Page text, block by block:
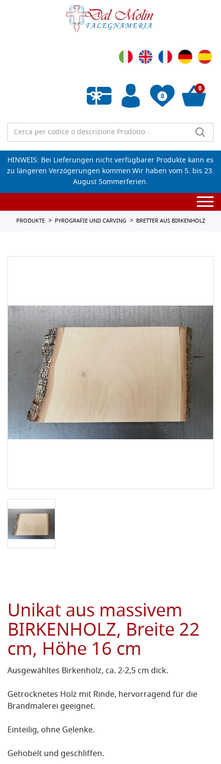
0
Wunschliste leeren
0
HINWEIS: Bei Lieferungen nicht verfügbarer Produkte kann es
zu längeren Verzögerungen kommen.Wir haben vom 5. bis 23.
August Sommerferien.
PRODUKTE PYROGRAFIE UND CARVING BRETTER AUS BIRKENHOLZ
Unikat aus massivem
BIRKENHOLZ, Breite 22
cm, Höhe 16 cm
Ausgewähltes Birkenholz, ca. 2-2,5 cm dick.
Getrocknetes Holz mit Rinde, hervorragend für die
Brandmalerei geeignet.
Einteilig, ohne Gelenke.
Gehobelt und geschliffen.